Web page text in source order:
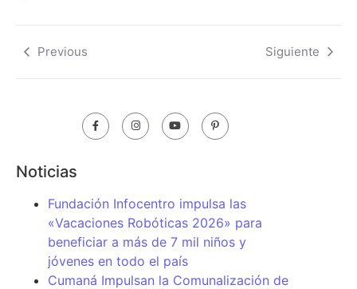
Previous Siguiente
Noticias
Fundación Infocentro impulsa las
«Vacaciones Robóticas 2026» para
beneficiar a más de 7 mil niños y
jóvenes en todo el país
Cumaná Impulsan la Comunalización de